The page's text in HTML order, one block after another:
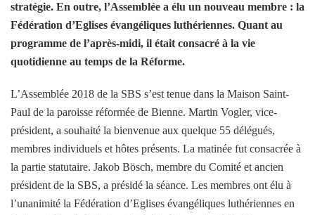
stratégie. En outre, l’Assemblée a élu un nouveau membre : la
Fédération d’Eglises évangéliques luthériennes. Quant au
programme de l’après-midi, il était consacré à la vie
quotidienne au temps de la Réforme.
L’Assemblée 2018 de la SBS s’est tenue dans la Maison Saint-
Paul de la paroisse réformée de Bienne. Martin Vogler, vice-
président, a souhaité la bienvenue aux quelque 55 délégués,
membres individuels et hôtes présents. La matinée fut consacrée à
la partie statutaire. Jakob Bösch, membre du Comité et ancien
président de la SBS, a présidé la séance. Les membres ont élu à
l’unanimité la Fédération d’Eglises évangéliques luthériennes en